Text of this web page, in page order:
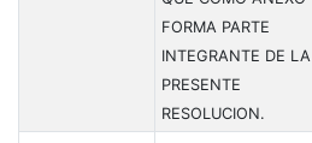
FORMA PARTE
INTEGRANTE DE LA
PRESENTE
RESOLUCION.